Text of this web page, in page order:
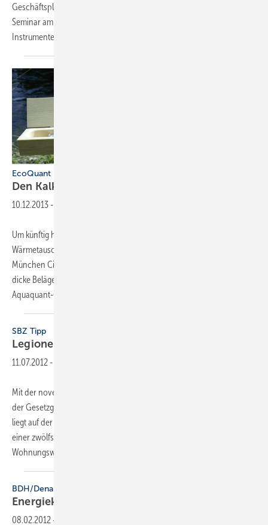
Geschäftsplans, der hilft, Liquiditätsengpässe zu vermeiden. Ein
Seminar am 5. Juni 2020 in der Steinseifer-Akademie vermittelt
Instrumente und Methoden, u. a. für die Kostenplanung
EcoQuant
Den Kalk im
10.12.2013 -
Um künftig hohe Wartungsausgaben durch Kalkbeläge in Boilern,
Wärmetauschern und Rohren zu vermeiden, setzt das Mercure Hotel
München City Center auf ein Verfahren, das selbst hartnäckige und
dicke Beläge schonend entfernt: Dazu wurden sogenannte
Aquaquant-Geräte der EcoQuant GmbH an
SBZ Tipp
Legionellen im
11.07.2012 -
Mit der novellierten Trinkwasserverordnung (TrinkwV 2011) erweitert
der Gesetzgeber die Pflichten von Immobilieneigentümern. Der Fokus
liegt auf der Trinkwasserhygiene sowie dem Verbraucherschutz. In
einer zwölfseitigen Broschüre, die sich an Verantwortliche in der
Wohnungswirtschaft...
BDH/Dena
Energiekosten im Griff
08.02.2012 -